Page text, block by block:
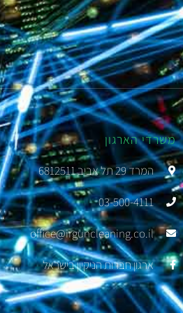
משרדי הארגון
המרד 29 תל אביב 6812511
03-500-4111
office@irguncleaning.co.il
ארגון חברות הניקיון בישראל